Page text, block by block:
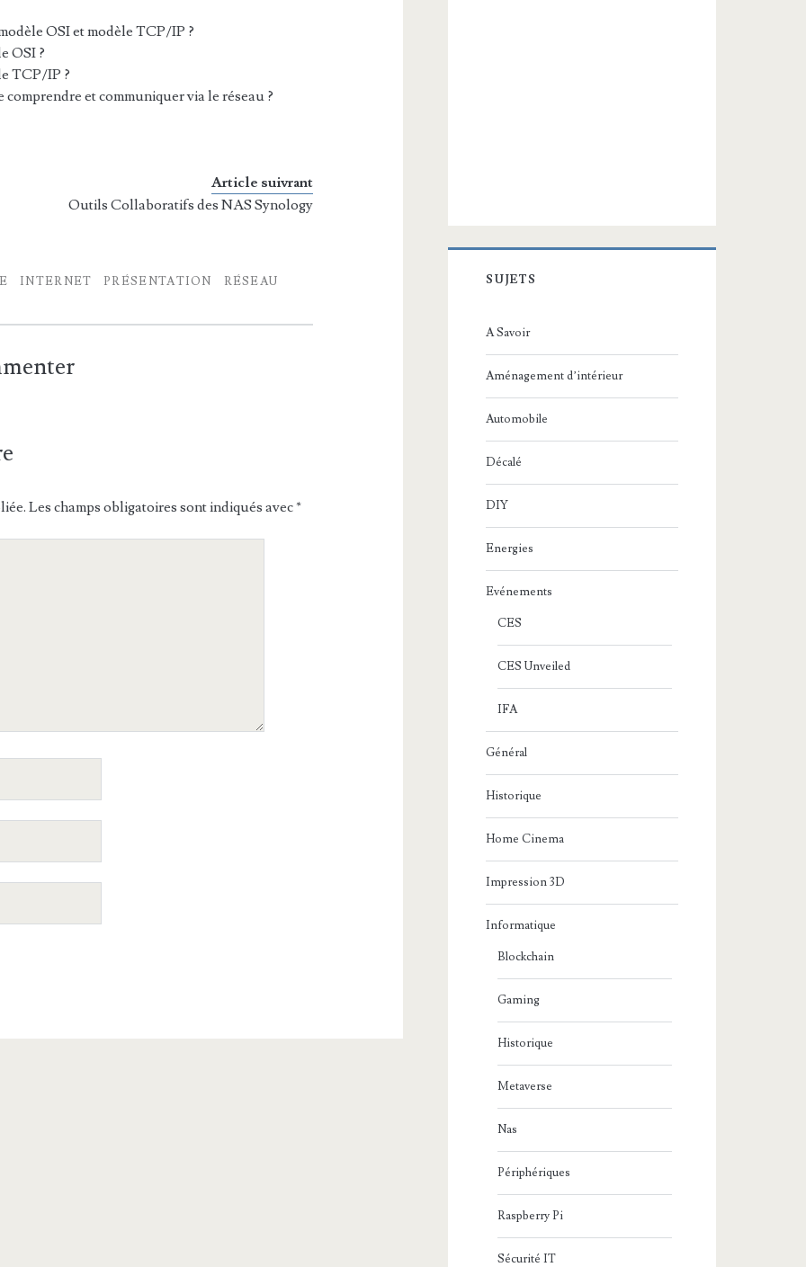
OSI et modèle TCP/IP ?
OSI ?
TCP/IP ?
et communiquer via le réseau ?
Article suivrant
Outils Collaboratifs des NAS Synology
INTERNET PRÉSENTATION RÉSEAU
Les champs obligatoires sont indiqués avec*
SUJETS
A Savoir
Aménagement d’intérieur
Automobile
Décalé
DIY
Energies
Evénements
CES
CES Unveiled
IFA
Général
Historique
Home Cinema
Impression 3D
Informatique
Blockchain
Gaming
Historique
Metaverse
Nas
Périphériques
Raspberry Pi
Sécurité IT